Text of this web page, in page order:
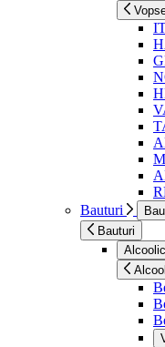
Bauturi
Bauturi